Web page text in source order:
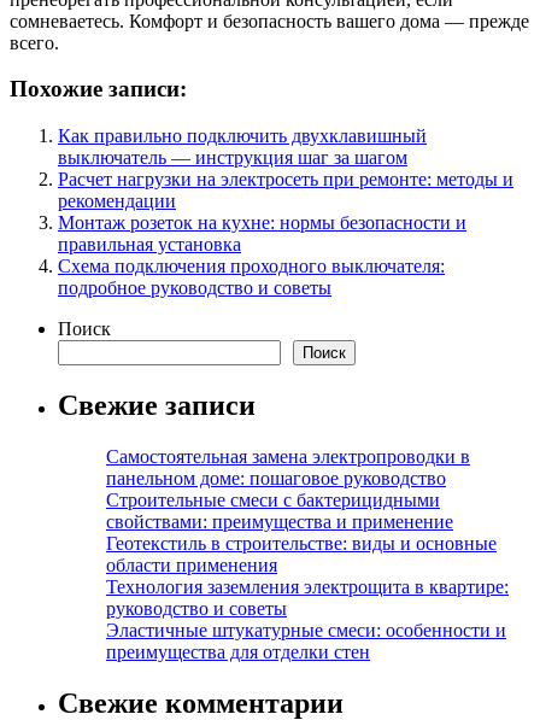
сомневаетесь. Комфорт и безопасность вашего дома — прежде
всего.
Похожие записи:
Как правильно подключить двухклавишный
выключатель — инструкция шаг за шагом
Расчет нагрузки на электросеть при ремонте: методы и
рекомендации
Монтаж розеток на кухне: нормы безопасности и
правильная установка
Схема подключения проходного выключателя:
подробное руководство и советы
Поиск
Поиск
Свежие записи
Самостоятельная замена электропроводки в
панельном доме: пошаговое руководство
Строительные смеси с бактерицидными
свойствами: преимущества и применение
Геотекстиль в строительстве: виды и основные
области применения
Технология заземления электрощита в квартире:
руководство и советы
Эластичные штукатурные смеси: особенности и
преимущества для отделки стен
Свежие комментарии